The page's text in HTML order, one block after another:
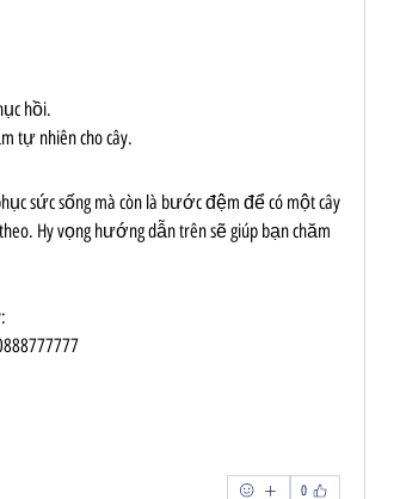
hồi.
tự nhiên cho cây.
sức sống mà còn là bước đệm để có một cây
Hy vọng hướng dẫn trên sẽ giúp bạn chăm
0